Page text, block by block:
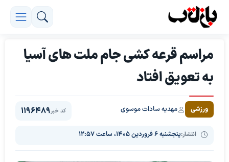
مراسم قرعه کشی جام ملت های آسیا
به تعویق افتاد
ورزشی مهدیه سادات موسوی
انتشار:پنجشنبه ۶ فروردین ۱۴۰۵، ساعت ۱۲:۵۷
کد خبر1196489